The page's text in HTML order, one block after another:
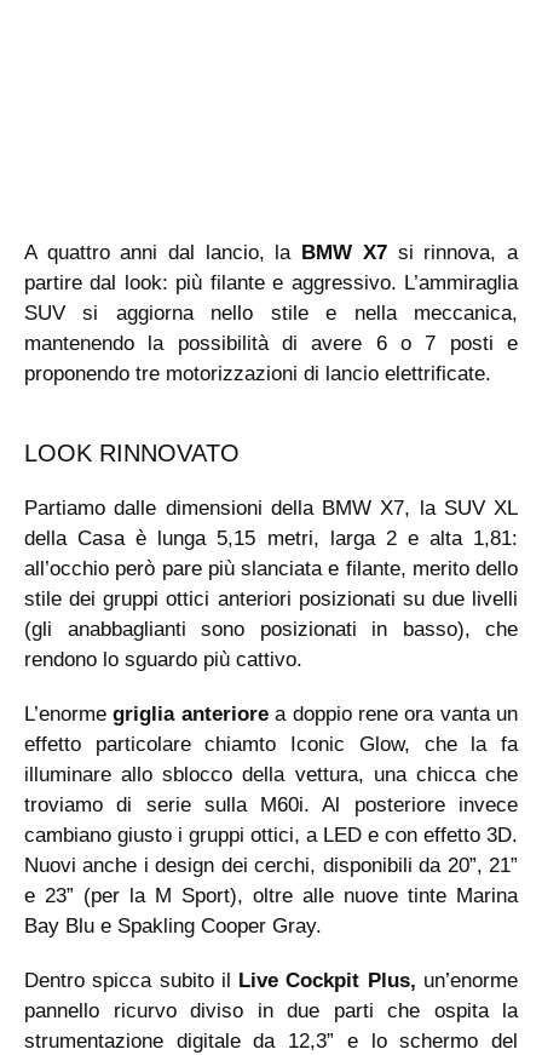
A quattro anni dal lancio, la BMW X7si rinnova, a
partire dal look: più filante e aggressivo. L’ammiraglia
SUV si aggiorna nello stile e nella meccanica,
mantenendo la possibilità di avere 6 o 7 posti e
proponendo tre motorizzazioni di lancio elettrificate.
LOOK RINNOVATO
Partiamo dalle dimensioni della BMW X7, la SUV XL
della Casa è lunga 5,15 metri, larga 2 e alta 1,81:
all’occhio però pare più slanciata e filante, merito dello
stile dei gruppi ottici anteriori posizionati su due livelli
(gli anabbaglianti sono posizionati in basso), che
rendono lo sguardo più cattivo.
L’enormegriglia anteriorea doppio rene ora vanta un
effetto particolare chiamto Iconic Glow, che la fa
illuminare allo sblocco della vettura, una chicca che
troviamo di serie sulla M60i. Al posteriore invece
cambiano giusto i gruppi ottici, a LED e con effetto 3D.
Nuovi anche i design dei cerchi, disponibili da 20”, 21”
e 23” (per la M Sport), oltre alle nuove tinte Marina
Bay Blu e Spakling Cooper Gray.
Dentro spicca subito il Live Cockpit Plus, un’enorme
pannello ricurvo diviso in due parti che ospita la
strumentazione digitale da 12,3” e lo schermo del